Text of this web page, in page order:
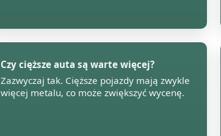
Czy cięższe auta są warte więcej?
Zazwyczaj tak. Cięższe pojazdy mają zwykle
więcej metalu, co może zwiększyć wycenę.